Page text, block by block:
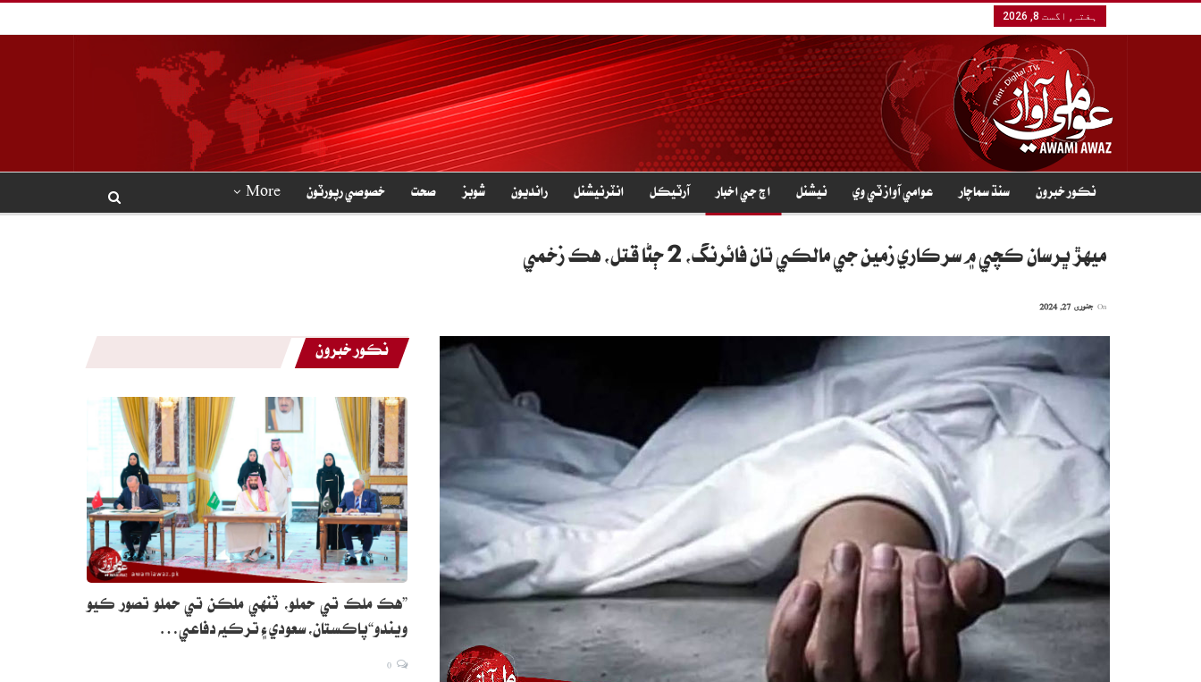
ہفتہ, اگست 8, 2026
نڪور خبرون سنڌ سماچار عوامي آواز ٽي وي نيشنل اڄ جي اخبار آرٽيڪل انٽرنيشنل رانديون شوبز صحت خصوصي رپورٽون More
ميهڙ ڀرسان ڪچي ۾ سرڪاري زمين جي مالڪي تان فائرنگ، 2 ڄڻا قتل، هڪ زخمي
نڪور خبرون
”هڪ ملڪ تي حملو، ٽنهي ملڪن تي حملو تصور ڪيو
ويندو“پاڪستان، سعودي ۽ ترڪيه دفاعي…